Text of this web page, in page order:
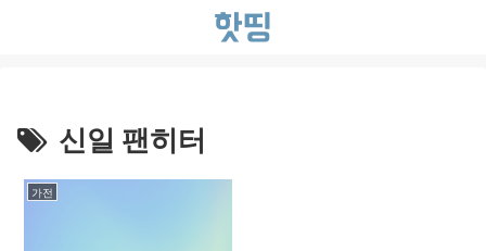
신일 팬히터
가전